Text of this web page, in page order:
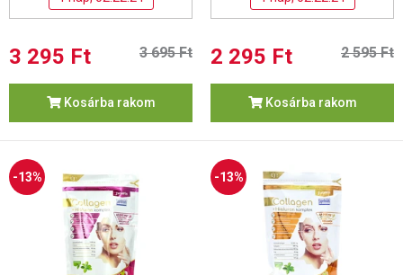
3 295 Ft 3 695 Ft
Kosárba rakom
2 295 Ft 2 595 Ft
Kosárba rakom
-13% -13%